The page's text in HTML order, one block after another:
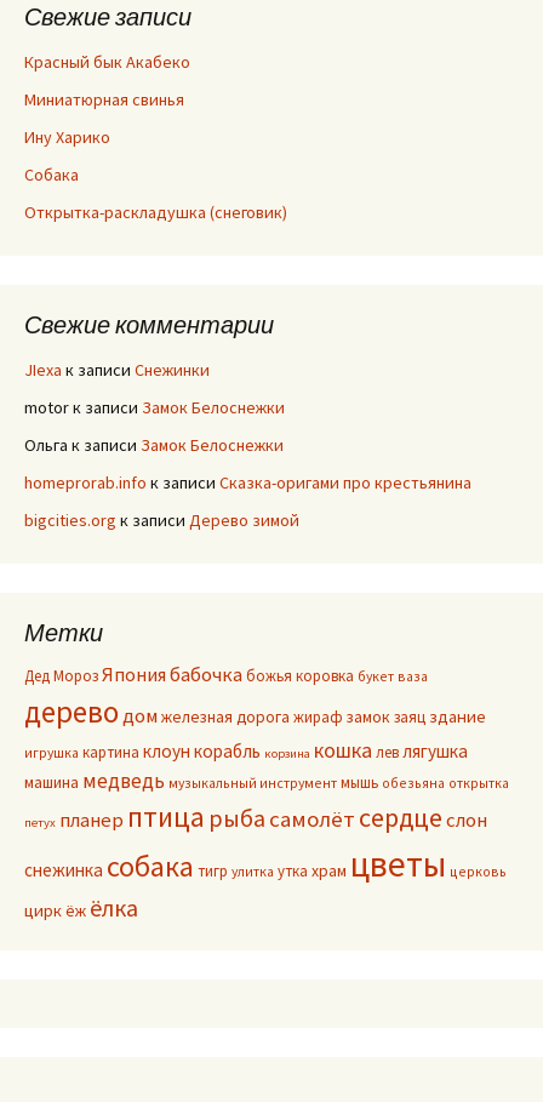
Свежие записи
Красный бык Акабеко
Миниатюрная свинья
Ину Харико
Собака
Открытка-раскладушка (снеговик)
Свежие комментарии
JIexa к записи Снежинки
motorк записи Замок Белоснежки
Ольга к записи Замок Белоснежки
homeprorab.info к записи Сказка-оригами про крестьянина
bigcities.org к записи Дерево зимой
Метки
Дед МорозЯпония бабочкабожья коровка букет ваза
дереводомжелезная дорога жираф замокзаяц здание
игрушка картина клоун корабль корзина кошка левлягушка
машина медведь музыкальный инструмент мышь обезьяна открытка
петух планер птица рыба самолёт сердцеслон
снежинка собака тигр улитка утка храм цветы церковь
циркёж ёлка